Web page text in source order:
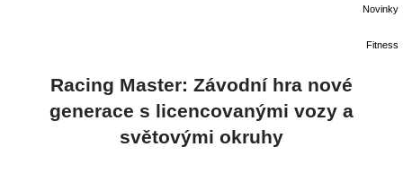
Novinky
Fitness
Racing Master: Závodní hra nové
generace s licencovanými vozy a
světovými okruhy